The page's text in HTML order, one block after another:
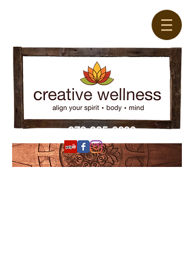
978-395-6690